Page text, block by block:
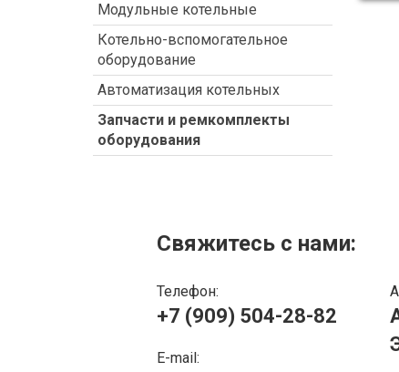
Модульные котельные
Котельно-вспомогательное
оборудование
Автоматизация котельных
Запчасти и ремкомплекты
оборудования
Свяжитесь с нами:
Телефон:
+7 (909) 504-28-82
E-mail: